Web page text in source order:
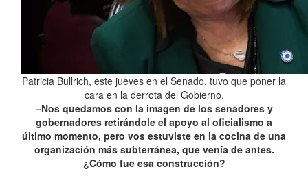
Patricia Bullrich, este jueves en el Senado, tuvo que poner la
cara en la derrota del Gobierno.
–Nos quedamos con la imagen de los senadores y
gobernadores retirándole el apoyo al oficialismo a
último momento, pero vos estuviste en la cocina de una
organización más subterránea, que venía de antes.
¿Cómo fue esa construcción?